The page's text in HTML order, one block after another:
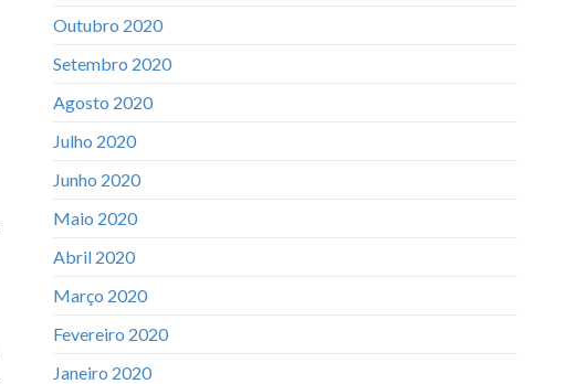
Outubro 2020
Setembro 2020
Agosto 2020
Julho 2020
Junho 2020
Maio 2020
Abril 2020
Março 2020
Fevereiro 2020
Janeiro 2020